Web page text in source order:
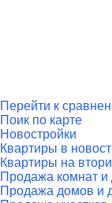
Перейти к
Поик по карте
Новостройки
Квартиры в
Квартиры на
Продажа комнат и
Продажа домов и